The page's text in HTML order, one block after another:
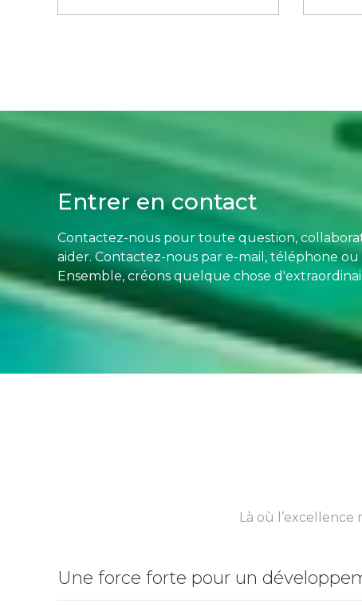
Entrer en contact
Contactez-nous pour toute question,
aider. Contactez-nous par e-mail, téléphone
Ensemble, créons quelque chose
Là où
Une force forte pour un